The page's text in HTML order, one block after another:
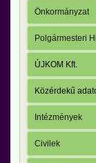
Önkormányzat
Polgármesteri
ÚJKOM Kft.
Közérdekű
Intézmények
Civilek